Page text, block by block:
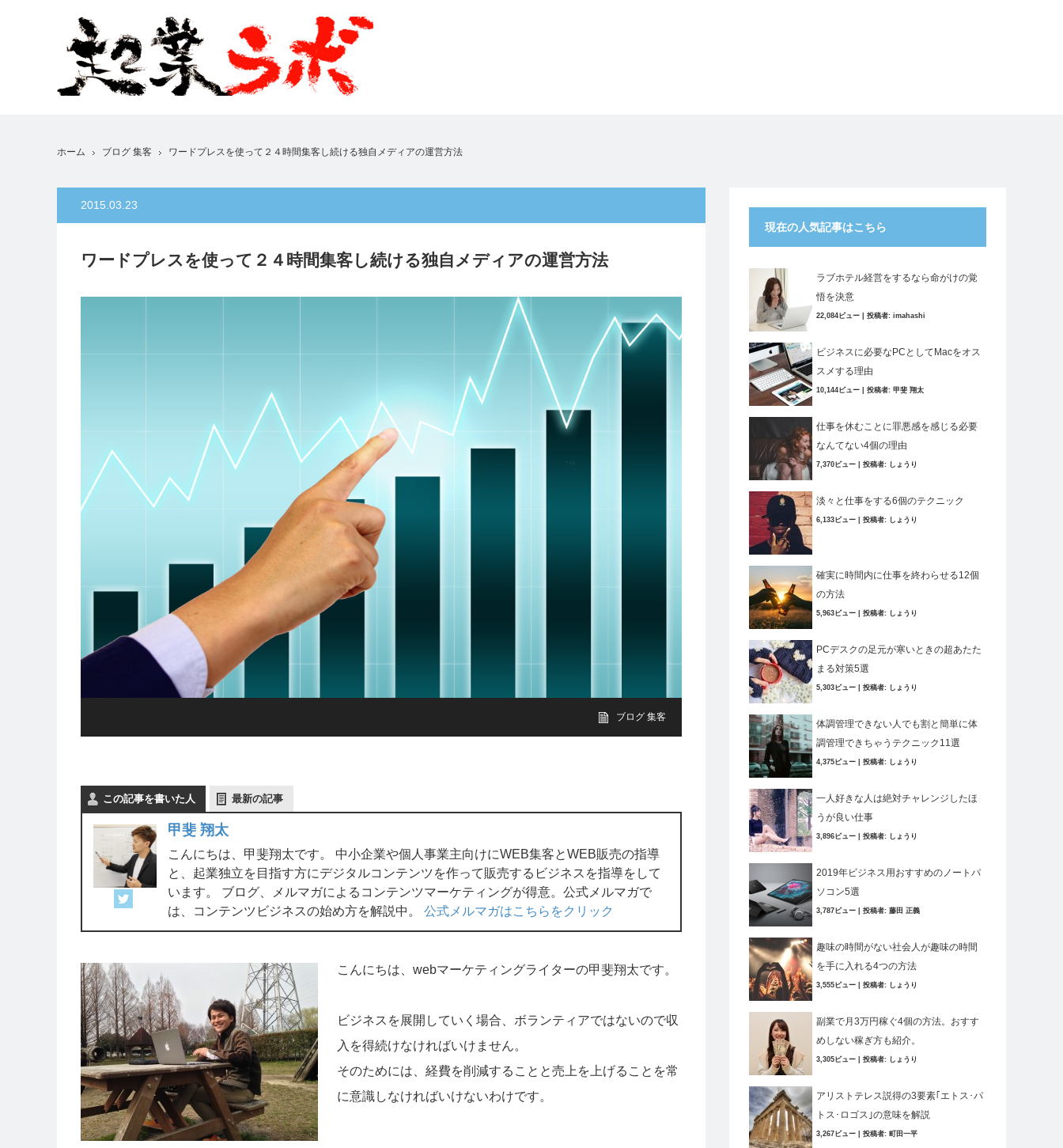
ホーム ブログ 集客 ワードプレスを使って２４時間集客し続ける独自メディアの運営方法
2015.03.23
ワードプレスを使って２４時間集客し続ける独自メディアの運営方法
ブログ 集客
この記事を書いた人 最新の記事
甲斐 翔太
こんにちは、甲斐翔太です。 中小企業や個人事業主向けにWEB集客とWEB販売の指導
と、起業独立を目指す方にデジタルコンテンツを作って販売するビジネスを指導をして
います。 ブログ、メルマガによるコンテンツマーケティングが得意。公式メルマガで
は、コンテンツビジネスの始め方を解説中。 公式メルマガはこちらをクリック
こんにちは、webマーケティングライターの甲斐翔太です。
ビジネスを展開していく場合、ボランティアではないので収
入を得続けなければいけません。
そのためには、経費を削減することと売上を上げることを常
に意識しなければいけないわけです。
現在の人気記事はこちら
ラブホテル経営をするなら命がけの覚
悟を決意
22,084ビュー 投稿者: imahashi
ビジネスに必要なPCとしてMacをオス
スメする理由
10,144ビュー 投稿者: 甲斐 翔太
仕事を休むことに罪悪感を感じる必要
なんてない4個の理由
7,370ビュー 投稿者: しょうり
淡々と仕事をする6個のテクニック
6,133ビュー 投稿者: しょうり
確実に時間内に仕事を終わらせる12個
の方法
5,963ビュー 投稿者: しょうり
PCデスクの足元が寒いときの超あたた
まる対策5選
5,303ビュー 投稿者: しょうり
体調管理できない人でも割と簡単に体
調管理できちゃうテクニック11選
4,375ビュー 投稿者: しょうり
一人好きな人は絶対チャレンジしたほ
うが良い仕事
3,896ビュー 投稿者: しょうり
2019年ビジネス用おすすめのノートパ
ソコン5選
3,787ビュー 投稿者: 藤田 正義
趣味の時間がない社会人が趣味の時間
を手に入れる4つの方法
3,555ビュー 投稿者: しょうり
副業で月3万円稼ぐ4個の方法。おすす
めしない稼ぎ方も紹介。
3,305ビュー 投稿者: しょうり
アリストテレス説得の3要素｢エトス･パ
トス･ロゴス｣の意味を解説
3,267ビュー 投稿者: 町田一平